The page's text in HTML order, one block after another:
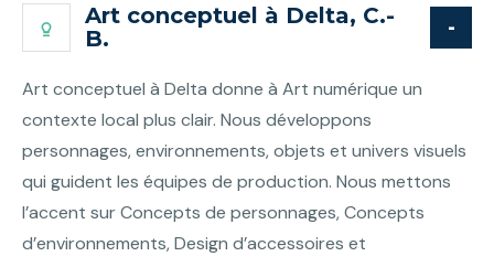
Art conceptuel à Delta, C.-
B.
Art conceptuel à Delta donne à Art numérique un
contexte local plus clair. Nous développons
personnages, environnements, objets et univers visuels
qui guident les équipes de production. Nous mettons
l’accent sur Concepts de personnages, Concepts
d’environnements, Design d’accessoires et